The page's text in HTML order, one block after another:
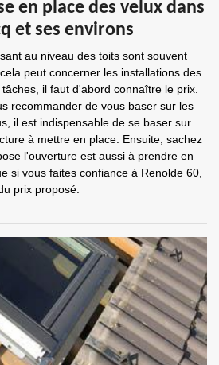
en place des velux dans
et ses environs
au niveau des toits sont souvent
peut concerner les installations des
il faut d'abord connaître le prix.
recommander de vous baser sur les
il est indispensable de se baser sur
à mettre en place. Ensuite, sachez
l'ouverture est aussi à prendre en
si vous faites confiance à Renolde 60,
prix proposé.